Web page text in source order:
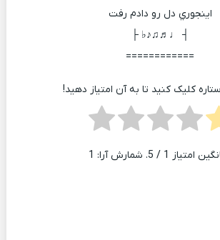
اينجوري دل رو دادم رفت
┤ ♩♬♫♪♭ ├
============
کلیک کنید تا به آن امتیاز دهید!
امتیاز 1 / 5. شمارش آرا: 1